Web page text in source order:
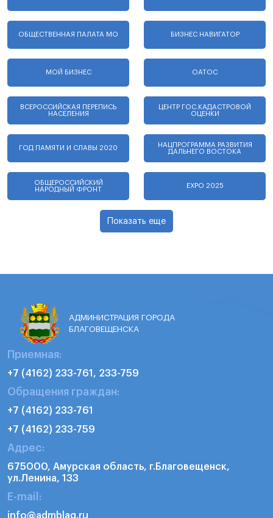
ОБЩЕСТВЕННАЯ ПАЛАТА МО БИЗНЕС НАВИГАТОР
МОЙ БИЗНЕС ОАТОС
ВСЕРОССИЙСКАЯ ПЕРЕПИСЬ
НАСЕЛЕНИЯ
ЦЕНТР ГОС.КАДАСТРОВОЙ
ОЦЕНКИ
ГОД ПАМЯТИ И СЛАВЫ 2020
НАЦПРОГРАММА РАЗВИТИЯ
ДАЛЬНЕГО ВОСТОКА
ОБЩЕРОССИЙСКИЙ
НАРОДНЫЙ ФРОНТ
EXPO 2025
Показать еще
АДМИНИСТРАЦИЯ ГОРОДА
БЛАГОВЕЩЕНСКА
Приемная:
+7 (4162) 233-761, 233-759
Обращения граждан:
+7 (4162) 233-761
+7 (4162) 233-759
Адрес:
675000, Амурская область, г.Благовещенск,
ул.Ленина, 133
E-mail:
info@admblag.ru